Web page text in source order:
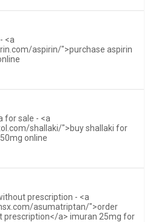
<a
aspirin/">purchase aspirin
for sale - <a
shallaki/">buy shallaki for
online
prescription - <a
asumatriptan/">order
prescription</a> imuran 25mg for